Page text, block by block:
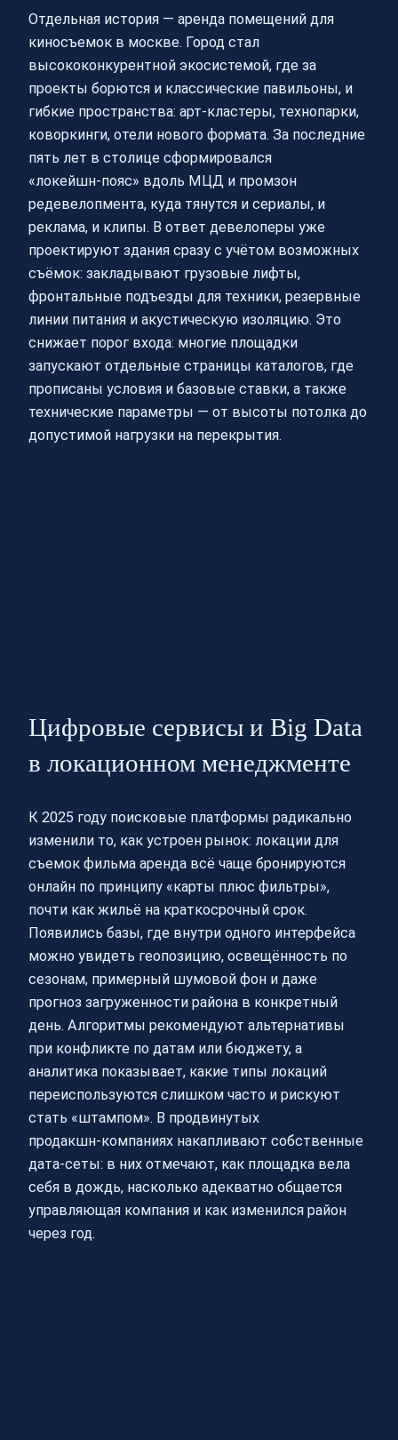
Отдельная история — аренда помещений для
киносъемок в москве. Город стал
высококонкурентной экосистемой, где за
проекты борются и классические павильоны, и
гибкие пространства: арт‑кластеры, технопарки,
коворкинги, отели нового формата. За последние
пять лет в столице сформировался
«локейшн‑пояс» вдоль МЦД и промзон
редевелопмента, куда тянутся и сериалы, и
реклама, и клипы. В ответ девелоперы уже
проектируют здания сразу с учётом возможных
съёмок: закладывают грузовые лифты,
фронтальные подъезды для техники, резервные
линии питания и акустическую изоляцию. Это
снижает порог входа: многие площадки
запускают отдельные страницы каталогов, где
прописаны условия и базовые ставки, а также
технические параметры — от высоты потолка до
допустимой нагрузки на перекрытия.
Цифровые сервисы и Big Data
в локационном менеджменте
К 2025 году поисковые платформы радикально
изменили то, как устроен рынок: локации для
съемок фильма аренда всё чаще бронируются
онлайн по принципу «карты плюс фильтры»,
почти как жильё на краткосрочный срок.
Появились базы, где внутри одного интерфейса
можно увидеть геопозицию, освещённость по
сезонам, примерный шумовой фон и даже
прогноз загруженности района в конкретный
день. Алгоритмы рекомендуют альтернативы
при конфликте по датам или бюджету, а
аналитика показывает, какие типы локаций
переиспользуются слишком часто и рискуют
стать «штампом». В продвинутых
продакшн‑компаниях накапливают собственные
дата‑сеты: в них отмечают, как площадка вела
себя в дождь, насколько адекватно общается
управляющая компания и как изменился район
через год.